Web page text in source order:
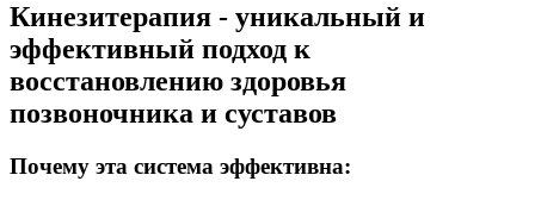
Кинезитерапия - уникальный и
эффективный подход к
восстановлению здоровья
позвоночника и суставов
Почему эта система эффективна: